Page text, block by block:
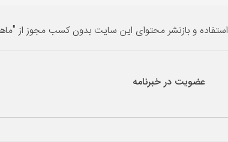
استفاده و بازنشر محتوای این سایت بدون کسب مجوز از
عضویت در خبرنامه